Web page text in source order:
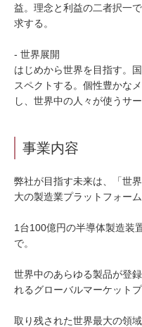
益。理念と利益の二者択一
求する。
- 世界展開
はじめから世界を目指す。
スペクトする。個性豊かな
し、世界中の人々が使うサ
事業内容
弊社が目指す未来は、「世
大の製造業プラットフォー
1台100億円の半導体製造装
で。
世界中のあらゆる製品が登
れるグローバルマーケットプ
取り残された世界最大の領